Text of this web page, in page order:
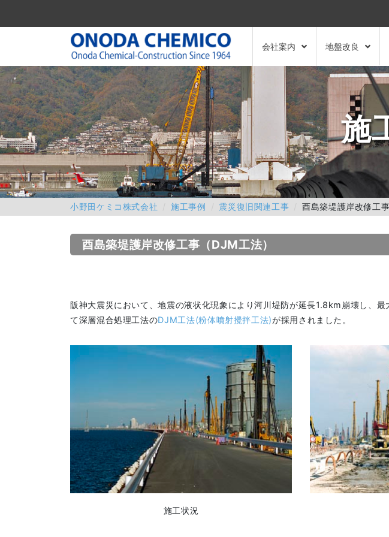
会社案内 地盤改良
施
小野田ケミコ株式会社 施工事例 震災復旧関連工事 酉島築堤護岸改修工事
酉島築堤護岸改修工事（DJM工法）
阪神大震災において、地震の液状化現象により河川堤防が延長1.8km崩壊し、
て深層混合処理工法のDJM工法(粉体噴射攪拌工法)が採用されました。
施工状況